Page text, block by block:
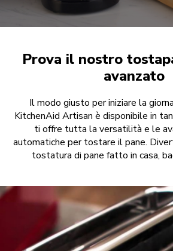
Prova il nostro
avanzato
Il modo giusto per iniziare la
KitchenAid Artisan è disponibile in
ti offre tutta la versatilità e le
automatiche per tostare il pane.
tostatura di pane fatto in casa,